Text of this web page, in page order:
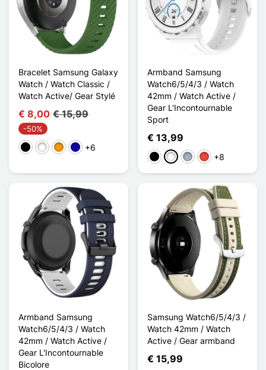
Bracelet Samsung Galaxy
Watch / Watch Classic /
Watch Active/ Gear Stylé
€ 8,00 € 15,99
-50%
ZwartWit OranjeDonkerblauw
+6
Armband Samsung
Watch6/5/4/3 / Watch
42mm / Watch Active /
Gear L'Incontournable
Sport
€ 13,99
ZwartWit GrijsRood+8
Armband Samsung
Watch6/5/4/3 / Watch
42mm / Watch Active /
Gear L'Incontournable
Bicolore
Samsung Watch6/5/4/3 /
Watch 42mm / Watch
Active / Gear armband
€ 15,99